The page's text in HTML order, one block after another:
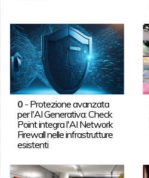
0- Protezione avanzata
per l'AI Generativa: Check
Point integra l'AI Network
Firewall nelle infrastrutture
esistenti